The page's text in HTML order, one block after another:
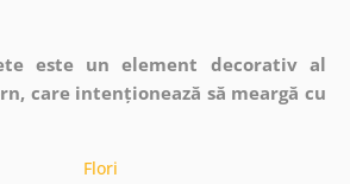
este un element decorativ al
care intenționează să meargă cu
Flori